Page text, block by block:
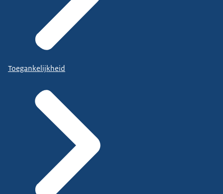
Toegankelijkheid